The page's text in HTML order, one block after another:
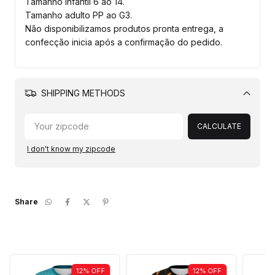
Tamanho adulto PP ao G3.
Não disponibilizamos produtos pronta entrega, a
confecção inicia após a confirmação do pedido.
SHIPPING METHODS
Change
zipcode
CALCULATE
I don't know my zipcode
Share
12% OFF 12% OFF